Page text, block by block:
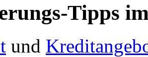
Tipps
und